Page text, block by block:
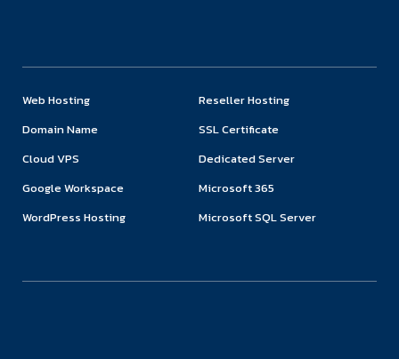
Web Hosting
Reseller Hosting
Domain Name
SSL Certificate
Cloud VPS
Dedicated Server
Google Workspace
Microsoft 365
WordPress Hosting
Microsoft SQL Server